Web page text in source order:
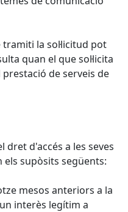
la sol·licitud pot
quan el que sol·licita
de serveis de
dret d'accés a les seves
supòsits següents:
mesos anteriors a la
interès legítim a